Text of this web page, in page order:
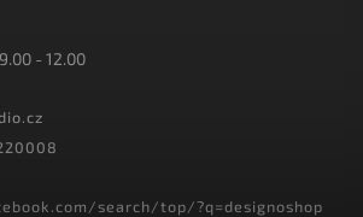
- 12.00
search/top/?q=designoshop